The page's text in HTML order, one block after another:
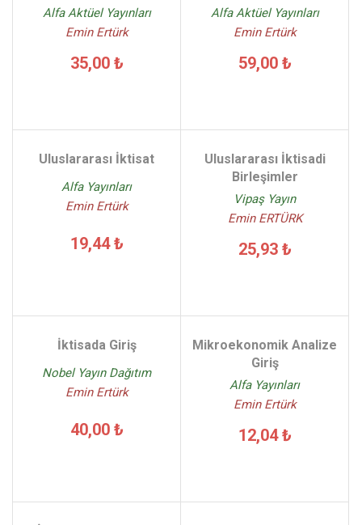
Alfa Aktüel Yayınları
Emin Ertürk
35,00 ₺
Alfa Aktüel Yayınları
Emin Ertürk
59,00 ₺
Uluslararası İktisat
Alfa Yayınları
Emin Ertürk
19,44 ₺
Uluslararası İktisadi
Birleşimler
Vipaş Yayın
Emin ERTÜRK
25,93 ₺
İktisada Giriş
Nobel Yayın Dağıtım
Emin Ertürk
40,00 ₺
Mikroekonomik Analize
Giriş
Alfa Yayınları
Emin Ertürk
12,04 ₺